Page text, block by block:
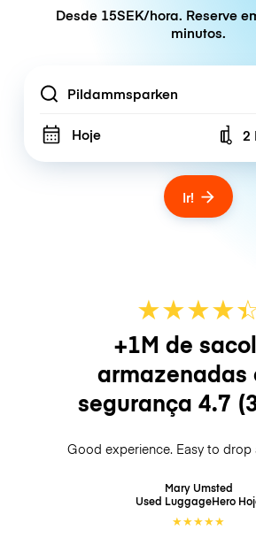
Desde 15SEK/hora. Reserve
minutos.
Location
Hoje 2
Ir!
★★★★
+1M de
armazenadas
segurança 4.7
Good experience. Easy to drop
Mary Umsted
Used LuggageHero
★★★★★